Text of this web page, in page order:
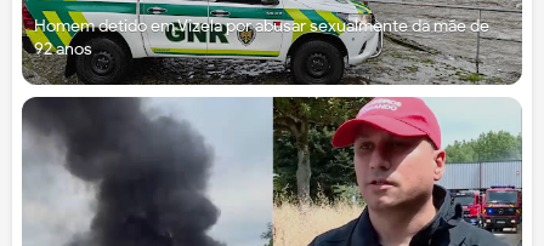
Homem detido em Vizela por abusar sexualmente da mãe de
92 anos